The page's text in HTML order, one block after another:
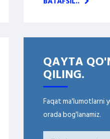
QAYTA
QILING.
Faqat ma'lumotlarni
orada bog'lanamiz.